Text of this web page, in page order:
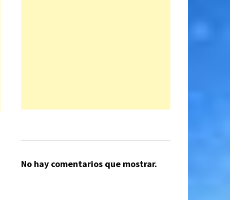
No hay comentarios que mostrar.